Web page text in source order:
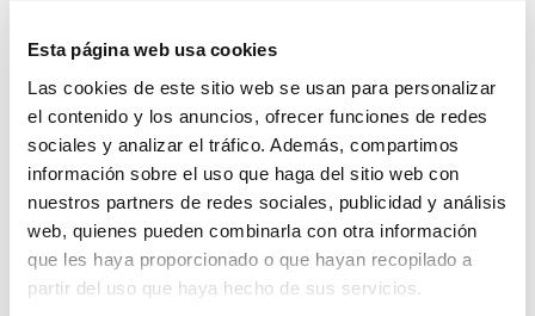
Esta página web usa cookies
Las cookies de este sitio web se usan para personalizar
el contenido y los anuncios, ofrecer funciones de redes
sociales y analizar el tráfico. Además, compartimos
información sobre el uso que haga del sitio web con
nuestros partners de redes sociales, publicidad y análisis
web, quienes pueden combinarla con otra información
que les haya proporcionado o que hayan recopilado a
partir del uso que haya hecho de sus servicios.
inerte y adecuada para aplicaciones de baja presión.
soportar hasta 62bar (900psi) y el de 1/8' hasta 35bar
(500psi). La temperatura máxima de funcionamiento continuo
es de 100°C.
La tubería de PFA (perfluoroalcoxi) tiene una excelente
estabilidad química y resistencia mecánica. La tubería de
1/16' de diámetro exterior puede soportar hasta una presión
de 100bar (1450psi), mientras que la de 1/8' de diámetro
exterior puede ser utilizada hasta 72bar (1050psi).
Siempre use PFA en lugar de PTFE si la permeabilidad a los
gases es un problema.
La tubería de FEP (FluorinatedEthylenePropylene) es
químicamente inerte a la mayoría de los disolventes HPLC, y
Documentación técnica
TDS / Ficha técnica
Regístrate para
descargas
COA
Regístrate para
descargas
SDS/ Hoja de seguridad
Regístrate para
descargas